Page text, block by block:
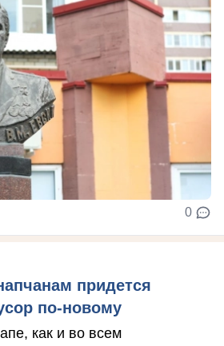
0
придется
по-новому
как и во всем